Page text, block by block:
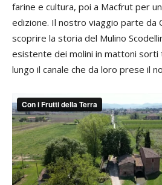
farine e cultura, poi a Macfrut per
edizione. Il nostro viaggio parte da
scoprire la storia del Mulino
esistente dei molini in mattoni sorti
lungo il canale che da loro prese il